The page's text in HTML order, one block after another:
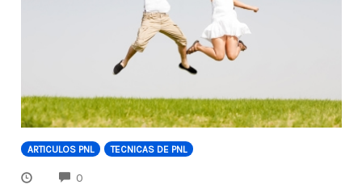
ARTICULOS PNL TECNICAS DE PNL
0